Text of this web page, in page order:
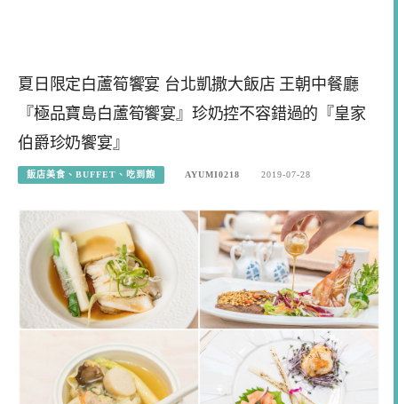
夏日限定白蘆筍饗宴 台北凱撒大飯店 王朝中餐廳
『極品寶島白蘆筍饗宴』珍奶控不容錯過的『皇家
伯爵珍奶饗宴』
飯店美食、BUFFET、吃到飽 AYUMI0218 2019-07-28